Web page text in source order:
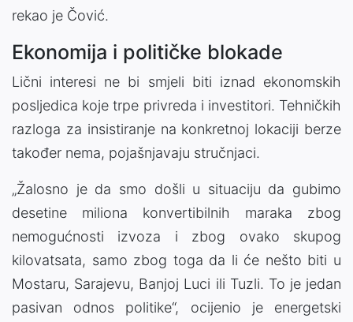
rekao je Čović.
Ekonomija i političke blokade
Lični interesi ne bi smjeli biti iznad ekonomskih
posljedica koje trpe privreda i investitori. Tehničkih
razloga za insistiranje na konkretnoj lokaciji berze
također nema, pojašnjavaju stručnjaci.
„Žalosno je da smo došli u situaciju da gubimo
desetine miliona konvertibilnih maraka zbog
nemogućnosti izvoza i zbog ovako skupog
kilovatsata, samo zbog toga da li će nešto biti u
Mostaru, Sarajevu, Banjoj Luci ili Tuzli. To je jedan
pasivan odnos politike“, ocijenio je energetski